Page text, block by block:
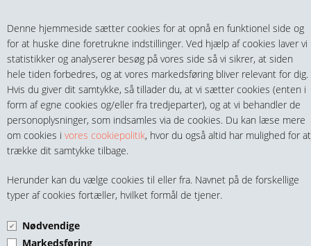
Denne hjemmeside sætter cookies for at opnå en funktionel side og
for at huske dine foretrukne indstillinger. Ved hjælp af cookies laver vi
statistikker og analyserer besøg på vores side så vi sikrer, at siden
hele tiden forbedres, og at vores markedsføring bliver relevant for dig.
Hvis du giver dit samtykke, så tillader du, at vi sætter cookies (enten i
form af egne cookies og/eller fra tredjeparter), og at vi behandler de
personoplysninger, som indsamles via de cookies. Du kan læse mere
om cookies i vores cookiepolitik, hvor du også altid har mulighed for at
trække dit samtykke tilbage.
Herunder kan du vælge cookies til eller fra. Navnet på de forskellige
typer af cookies fortæller, hvilket formål de tjener.
Nødvendige
Markedsføring
Teltech.dk 0 vare(r) i kurven
0,00 DKK
MENU
HANER & VENTILER
SLANGER, KOBLINGER & TILBEHØR
SILICONE SLANGER